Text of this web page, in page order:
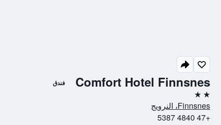
Comfort Hotel Finnsnes فندق
2 نجمتين
Finnsnes، النرويج
+47 4840 5387